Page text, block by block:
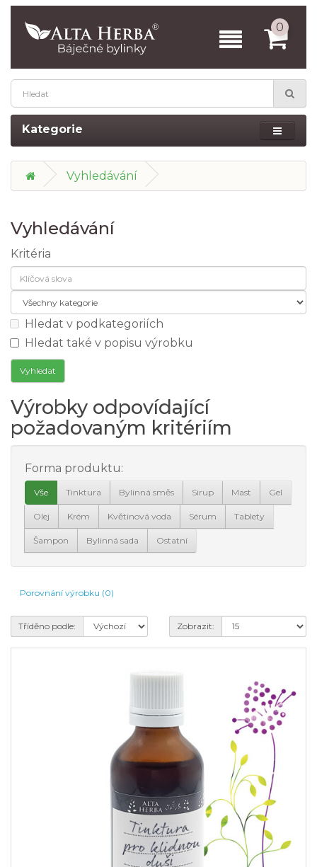
0
Kategorie
Vyhledávání
Vyhledávání
Kritéria
Hledat v podkategoriích
Hledat také v popisu výrobku
Výrobky odpovídající
požadovaným kritériím
Forma produktu:
Vše Tinktura Bylinná směs Sirup Mast Gel
Olej Krém Květinová voda Sérum Tablety
Šampon Bylinná sada Ostatní
Porovnání výrobku (0)
Tříděno podle: Zobrazit: